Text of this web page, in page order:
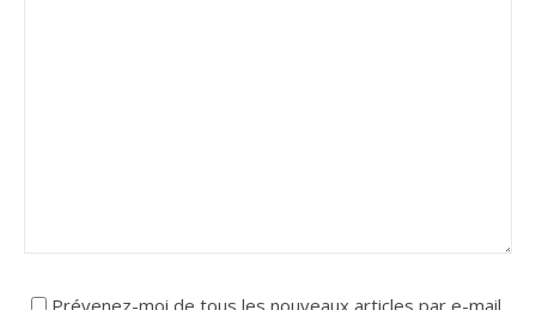
Prévenez-moi de tous les nouveaux articles par e-mail.